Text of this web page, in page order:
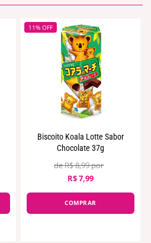
11% OFF
Biscoito Koala Lotte Sabor
Chocolate 37g
R$ 8,99
R$ 7,99
COMPRAR